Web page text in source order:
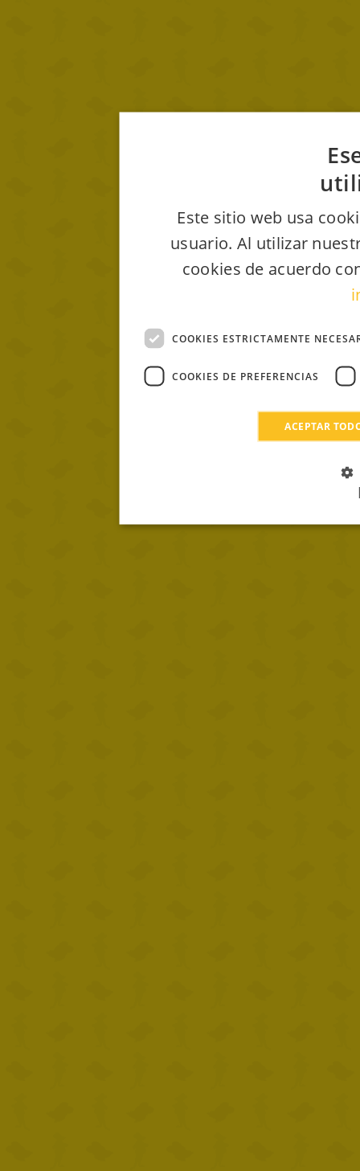
Este sitio web usa
usuario. Al utilizar
cookies de acuerdo
COOKIES ESTRICTAMENTE
COOKIES DE PREFERENCIAS
ACEPTAR